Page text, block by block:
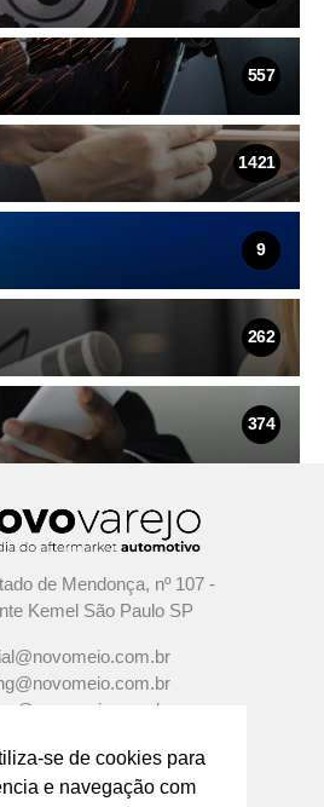
se de cookies para
e navegação com
557
1421
9
262
374
de Mendonça, nº 107 -
Kemel São Paulo SP